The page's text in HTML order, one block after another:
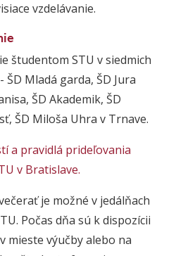
vzdelávanie.
študentom STU v siedmich
Mladá garda, ŠD Jura
ŠD Akademik, ŠD
ŠD Miloša Uhra v Trnave.
a pravidlá prideľovania
v Bratislave.
je možné v jedálňach
Počas dňa sú k dispozícii
mieste výučby alebo na